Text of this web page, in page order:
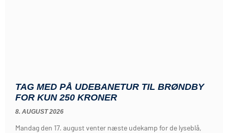
TAG MED PÅ UDEBANETUR TIL BRØNDBY
FOR KUN 250 KRONER
8. AUGUST 2026
Mandag den 17. august venter næste udekamp for de lyseblå,